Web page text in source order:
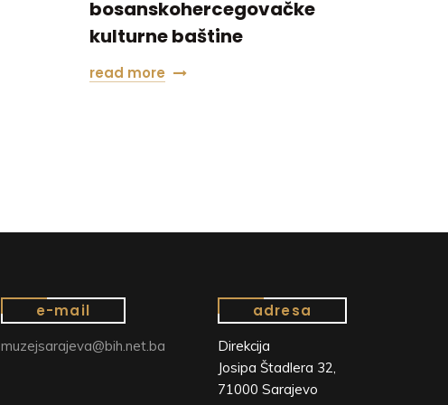
bosanskohercegovačke
kulturne baštine
read more
e-mail
muzejsarajeva@bih.net.ba
adresa
Direkcija
Josipa Štadlera 32,
71000 Sarajevo